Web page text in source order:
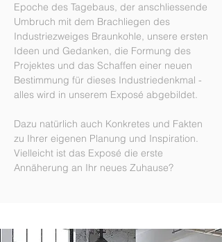
Epoche des Tagebaus, der anschliessende
Umbruch mit dem Brachliegen des
Industriezweiges Braunkohle, unsere ersten
Ideen und Gedanken, die Formung des
Projektes und das Schaffen einer neuen
Bestimmung für dieses Industriedenkmal -
alles wird in unserem Exposé abgebildet.
Dazu natürlich auch Konkretes und Fakten
zu Ihrer eigenen Planung und Inspiration.
Vielleicht ist das Exposé die erste
Annäherung an Ihr neues Zuhause?